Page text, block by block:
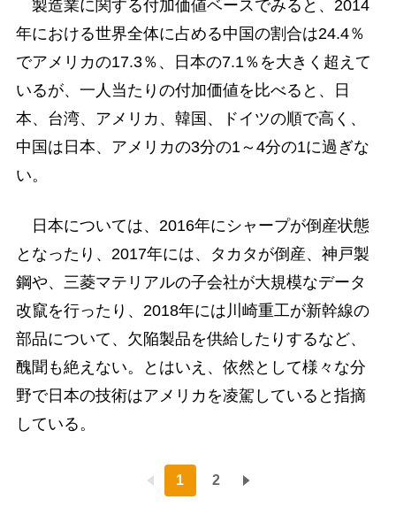
製造業に関する付加価値ベースでみると、2014
年における世界全体に占める中国の割合は24.4％
でアメリカの17.3％、日本の7.1％を大きく超えて
いるが、一人当たりの付加価値を比べると、日
本、台湾、アメリカ、韓国、ドイツの順で高く、
中国は日本、アメリカの3分の1～4分の1に過ぎな
い。
日本については、2016年にシャープが倒産状態
となったり、2017年には、タカタが倒産、神戸製
鋼や、三菱マテリアルの子会社が大規模なデータ
改竄を行ったり、2018年には川崎重工が新幹線の
部品について、欠陥製品を供給したりするなど、
醜聞も絶えない。とはいえ、依然として様々な分
野で日本の技術はアメリカを凌駕していると指摘
している。
1 2